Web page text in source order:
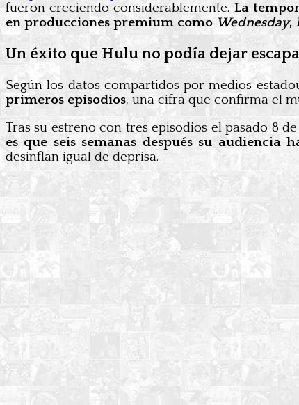
fueron creciendo considerablemente. La
en producciones premium como Wednesday,
Un éxito que Hulu no podía dejar
Según los datos compartidos por medios
primeros episodios, una cifra que confirma el
Tras su estreno con tres episodios el pasado 8
es que seis semanas después su audiencia
desinflan igual de deprisa.